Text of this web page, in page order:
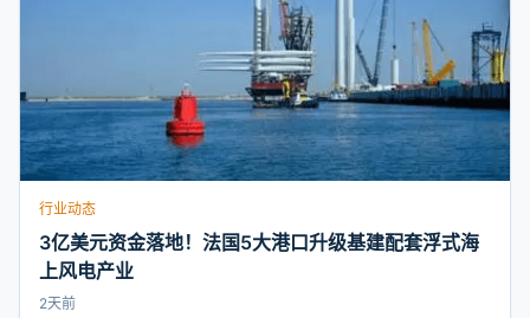
行业动态
3亿美元资金落地！法国5大港口升级基建配套浮式海
上风电产业
2天前